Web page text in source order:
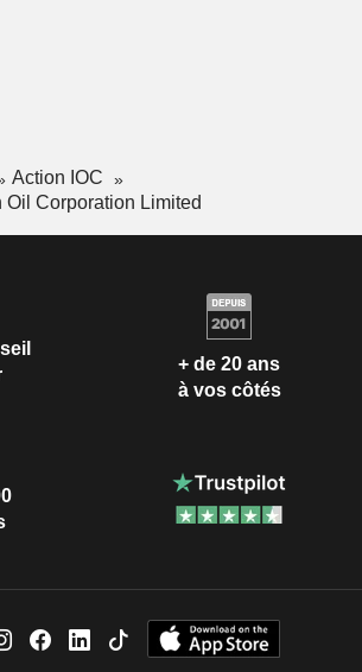
Action IOC
Corporation Limited
+ de 20 ans
à vos côtés